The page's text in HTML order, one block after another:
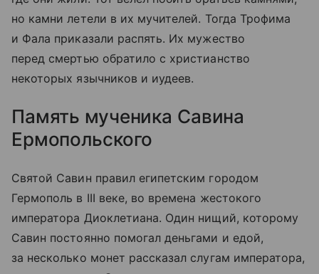
но камни летели в их мучителей. Тогда Трофима
и Фала приказали распять. Их мужество
перед смертью обратило с христианство
некоторых язычников и иудеев.
Память мученика Савина
Ермопольского
Святой Савин правил египетским городом
Гермополь в III веке, во времена жестокого
императора Диоклетиана. Один нищий, которому
Савин постоянно помогал деньгами и едой,
за несколько монет рассказал слугам императора,